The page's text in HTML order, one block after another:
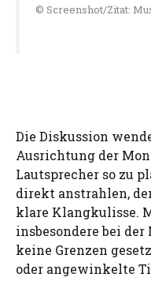
© Screenshot/Zitat:
Die Diskussion
Ausrichtung der
Lautsprecher so zu
direkt anstrahlen,
klare Klangkulisse.
insbesondere bei
keine Grenzen
oder angewinkelte